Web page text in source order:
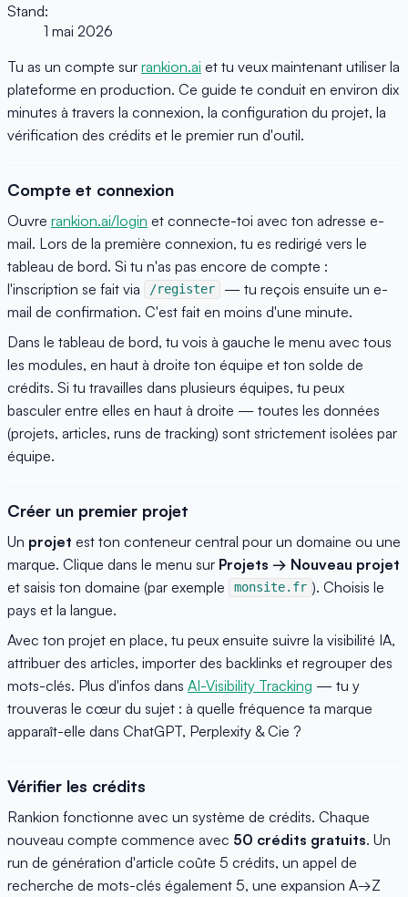
Stand:
1 mai 2026
Tu as un compte sur rankion.ai et tu veux maintenant utiliser la
plateforme en production. Ce guide te conduit en environ dix
minutes à travers la connexion, la configuration du projet, la
vérification des crédits et le premier run d'outil.
Compte et connexion
Ouvre rankion.ai/login et connecte-toi avec ton adresse e-
mail. Lors de la première connexion, tu es redirigé vers le
tableau de bord. Si tu n'as pas encore de compte :
l'inscription se fait via
/register
— tu reçois ensuite un e-
mail de confirmation. C'est fait en moins d'une minute.
Dans le tableau de bord, tu vois à gauche le menu avec tous
les modules, en haut à droite ton équipe et ton solde de
crédits. Si tu travailles dans plusieurs équipes, tu peux
basculer entre elles en haut à droite — toutes les données
(projets, articles, runs de tracking) sont strictement isolées par
équipe.
Créer un premier projet
Un projet est ton conteneur central pour un domaine ou une
marque. Clique dans le menu sur Projets → Nouveau projet
et saisis ton domaine (par exemple
monsite.fr ). Choisis le
pays et la langue.
Avec ton projet en place, tu peux ensuite suivre la visibilité IA,
attribuer des articles, importer des backlinks et regrouper des
mots-clés. Plus d'infos dans AI-Visibility Tracking — tu y
trouveras le cœur du sujet : à quelle fréquence ta marque
apparaît-elle dans ChatGPT, Perplexity & Cie ?
Vérifier les crédits
Rankion fonctionne avec un système de crédits. Chaque
nouveau compte commence avec 50 crédits gratuits. Un
run de génération d'article coûte 5 crédits, un appel de
recherche de mots-clés également 5, une expansion A→Z